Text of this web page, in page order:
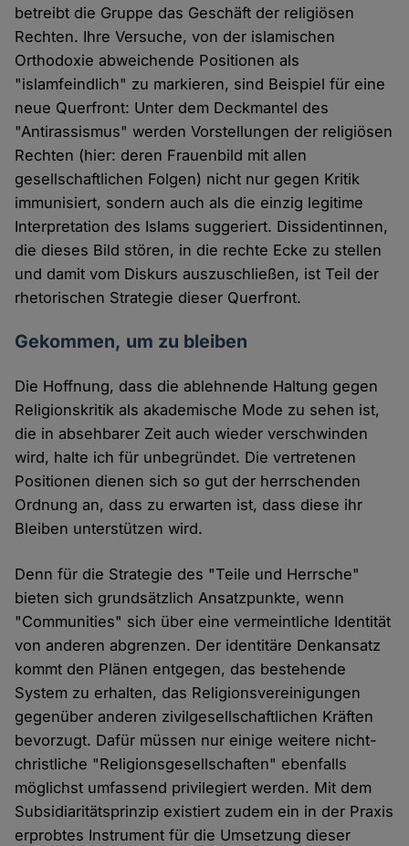
betreibt die Gruppe das Geschäft der religiösen
Rechten. Ihre Versuche, von der islamischen
Orthodoxie abweichende Positionen als
"islamfeindlich" zu markieren, sind Beispiel für eine
neue Querfront: Unter dem Deckmantel des
"Antirassismus" werden Vorstellungen der religiösen
Rechten (hier: deren Frauenbild mit allen
gesellschaftlichen Folgen) nicht nur gegen Kritik
immunisiert, sondern auch als die einzig legitime
Interpretation des Islams suggeriert. Dissidentinnen,
die dieses Bild stören, in die rechte Ecke zu stellen
und damit vom Diskurs auszuschließen, ist Teil der
rhetorischen Strategie dieser Querfront.
Gekommen, um zu bleiben
Die Hoffnung, dass die ablehnende Haltung gegen
Religionskritik als akademische Mode zu sehen ist,
die in absehbarer Zeit auch wieder verschwinden
wird, halte ich für unbegründet. Die vertretenen
Positionen dienen sich so gut der herrschenden
Ordnung an, dass zu erwarten ist, dass diese ihr
Bleiben unterstützen wird.
Denn für die Strategie des "Teile und Herrsche"
bieten sich grundsätzlich Ansatzpunkte, wenn
"Communities" sich über eine vermeintliche Identität
von anderen abgrenzen. Der identitäre Denkansatz
kommt den Plänen entgegen, das bestehende
System zu erhalten, das Religionsvereinigungen
gegenüber anderen zivilgesellschaftlichen Kräften
bevorzugt. Dafür müssen nur einige weitere nicht-
christliche "Religionsgesellschaften" ebenfalls
möglichst umfassend privilegiert werden. Mit dem
Subsidiaritätsprinzip existiert zudem ein in der Praxis
erprobtes Instrument für die Umsetzung dieser